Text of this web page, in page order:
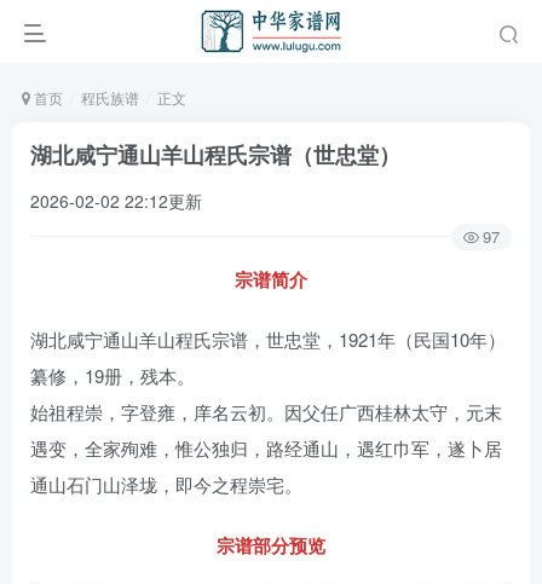
首页 程氏族谱 正文
湖北咸宁通山羊山程氏宗谱（世忠堂）
2026-02-02 22:12更新
97
宗谱简介
湖北咸宁通山羊山程氏宗谱，世忠堂，1921年（民国10年）
纂修，19册，残本。
始祖程崇，字登雍，庠名云初。因父任广西桂林太守，元末
遇变，全家殉难，惟公独归，路经通山，遇红巾军，遂卜居
通山石门山泽垅，即今之程崇宅。
宗谱部分预览